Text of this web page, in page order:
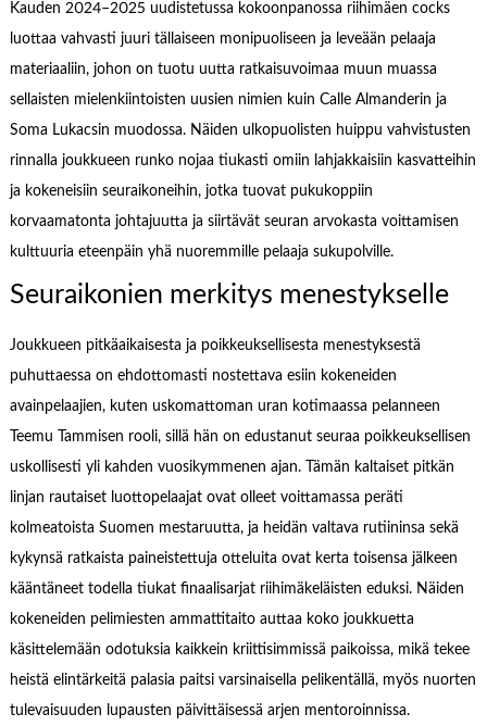
Kauden 2024–2025 uudistetussa kokoonpanossa riihimäen cocks
luottaa vahvasti juuri tällaiseen monipuoliseen ja leveään pelaaja
materiaaliin, johon on tuotu uutta ratkaisuvoimaa muun muassa
sellaisten mielenkiintoisten uusien nimien kuin Calle Almanderin ja
Soma Lukacsin muodossa. Näiden ulkopuolisten huippu vahvistusten
rinnalla joukkueen runko nojaa tiukasti omiin lahjakkaisiin kasvatteihin
ja kokeneisiin seuraikoneihin, jotka tuovat pukukoppiin
korvaamatonta johtajuutta ja siirtävät seuran arvokasta voittamisen
kulttuuria eteenpäin yhä nuoremmille pelaaja sukupolville.
Seuraikonien merkitys menestykselle
Joukkueen pitkäaikaisesta ja poikkeuksellisesta menestyksestä
puhuttaessa on ehdottomasti nostettava esiin kokeneiden
avainpelaajien, kuten uskomattoman uran kotimaassa pelanneen
Teemu Tammisen rooli, sillä hän on edustanut seuraa poikkeuksellisen
uskollisesti yli kahden vuosikymmenen ajan. Tämän kaltaiset pitkän
linjan rautaiset luottopelaajat ovat olleet voittamassa peräti
kolmeatoista Suomen mestaruutta, ja heidän valtava rutiininsa sekä
kykynsä ratkaista paineistettuja otteluita ovat kerta toisensa jälkeen
kääntäneet todella tiukat finaalisarjat riihimäkeläisten eduksi. Näiden
kokeneiden pelimiesten ammattitaito auttaa koko joukkuetta
käsittelemään odotuksia kaikkein kriittisimmissä paikoissa, mikä tekee
heistä elintärkeitä palasia paitsi varsinaisella pelikentällä, myös nuorten
tulevaisuuden lupausten päivittäisessä arjen mentoroinnissa.